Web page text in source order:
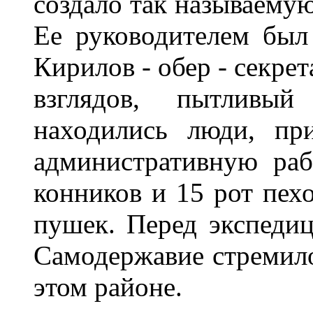
Ее руководителем
Кирилов - обер -
взглядов,
находились люди,
административную
конников и 15 рот
пушек. Перед
Самодержавие
этом районе.